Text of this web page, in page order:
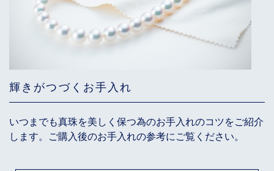
輝きがつづくお手入れ
いつまでも真珠を美しく保つ為のお手入れのコツをご紹介
します。ご購入後のお手入れの参考にご覧ください。